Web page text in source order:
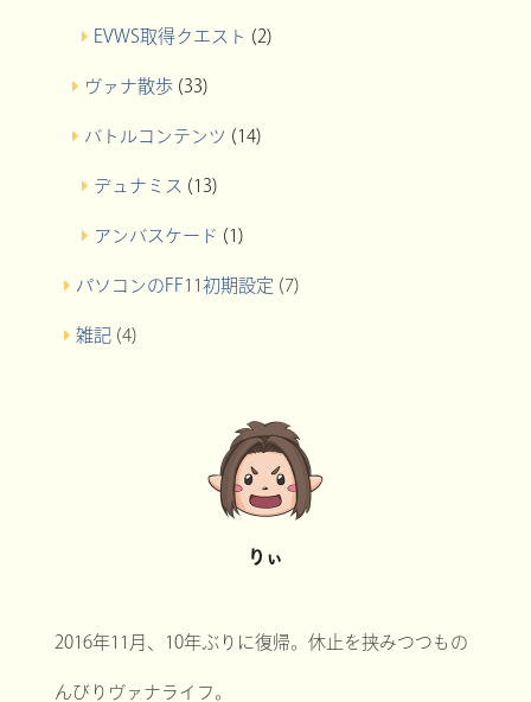
EVWS取得クエスト (2)
ヴァナ散歩 (33)
バトルコンテンツ (14)
デュナミス (13)
アンバスケード (1)
パソコンのFF11初期設定 (7)
雑記 (4)
りぃ
2016年11月、10年ぶりに復帰。休止を挟みつつもの
んびりヴァナライフ。